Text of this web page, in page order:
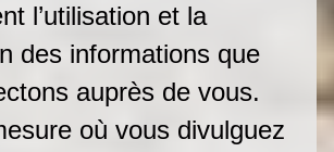
l’utilisation et la
des informations que
auprès de vous.
où vous divulguez